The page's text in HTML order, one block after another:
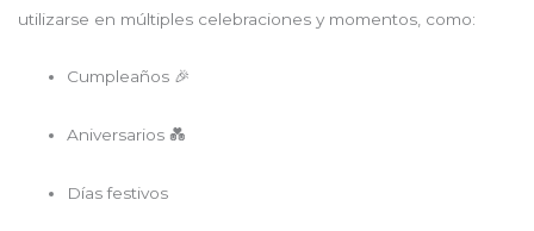
utilizarse en múltiples celebraciones y momentos, como:
Cumpleaños 🎉
Aniversarios 💑
Días festivos